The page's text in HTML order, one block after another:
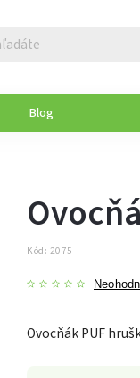
Blog
Kód: 2075
Ovocňák PUF